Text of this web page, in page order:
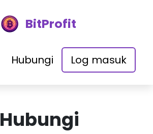
BitProfit
Hubungi Log masuk
Hubungi